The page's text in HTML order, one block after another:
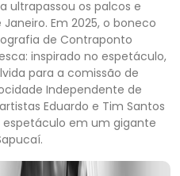
ultrapassou os palcos e
Em 2025, o boneco
de Contraponto
inspirado no espetáculo,
para a comissão de
Independente de
Eduardo e Tim Santos
em um gigante